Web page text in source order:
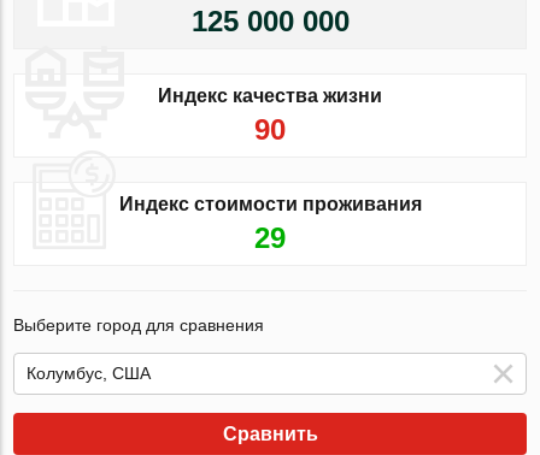
125 000 000
Индекс качества жизни
90
Индекс стоимости проживания
29
Выберите город для сравнения
Сравнить